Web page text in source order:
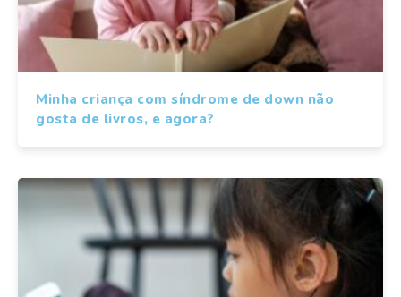
Minha criança com síndrome de down não
gosta de livros, e agora?